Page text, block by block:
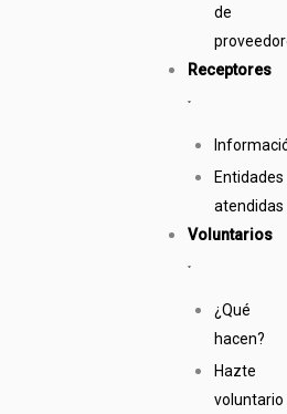
de
Receptores
Entidades
atendidas
Voluntarios
¿Qué
hacen?
Hazte
voluntario